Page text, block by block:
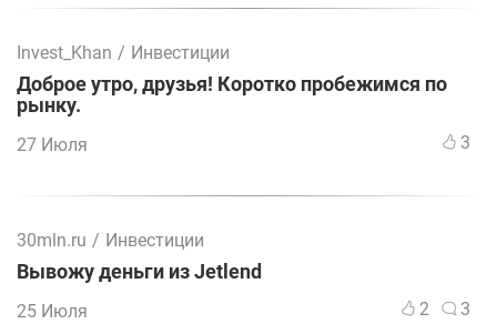
Invest_Khan / Инвестиции
Доброе утро, друзья! Коротко пробежимся по
рынку.
27 Июля 3
30mln.ru / Инвестиции
Вывожу деньги из Jetlend
25 Июля 2 3